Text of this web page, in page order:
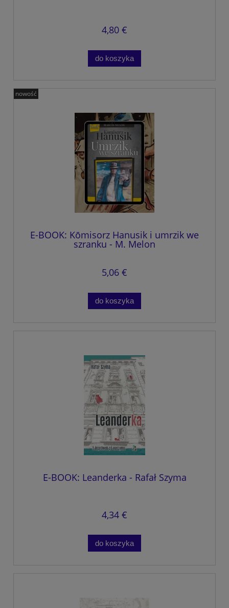
4,80 €
do koszyka
E-BOOK: Kōmisorz Hanusik i umrzik we
szranku - M. Melon
5,06 €
do koszyka
nowość
E-BOOK: Leanderka - Rafał Szyma
4,34 €
do koszyka